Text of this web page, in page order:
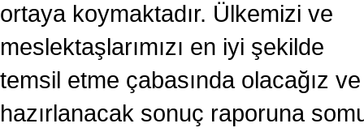
ortaya koymaktadır. Ülkemizi ve
meslektaşlarımızı en iyi şekilde
temsil etme çabasında olacağız ve
hazırlanacak sonuç raporuna